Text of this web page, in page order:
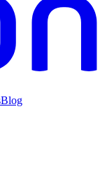
Blog